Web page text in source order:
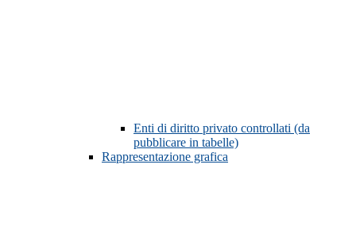
Enti di diritto privato controllati (da
pubblicare in tabelle)
Rappresentazione grafica